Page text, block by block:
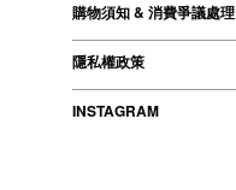
購物須知 & 消費爭議處理
隱私權政策
INSTAGRAM